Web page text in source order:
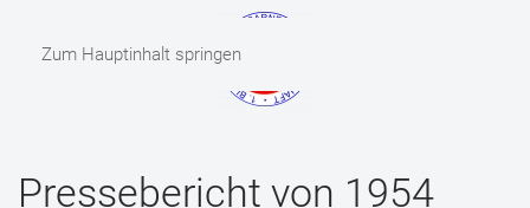
Zum Hauptinhalt springen
MENÜ
Pressebericht von 1954